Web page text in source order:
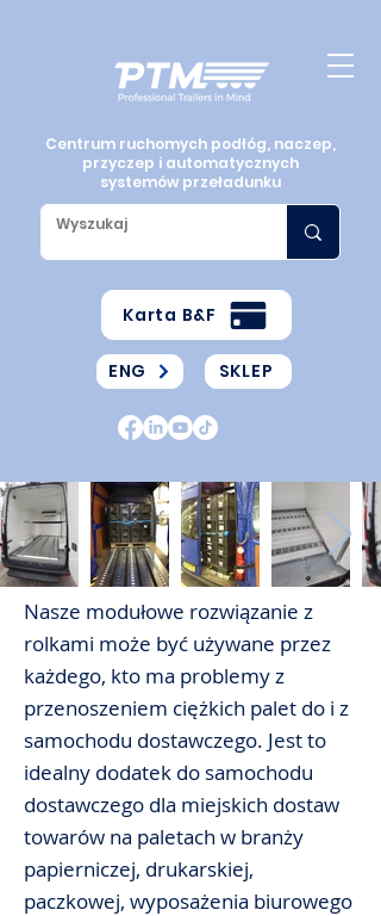
Centrum ruchomych podłóg, naczep,
przyczep i automatycznych
systemów przeładunku
Karta B&F
ENG SKLEP
Nasze modułowe rozwiązanie z
rolkami może być używane przez
każdego, kto ma problemy z
przenoszeniem ciężkich palet do i z
samochodu dostawczego. Jest to
idealny dodatek do samochodu
dostawczego dla miejskich dostaw
towarów na paletach w branży
papierniczej, drukarskiej,
paczkowej, wyposażenia biurowego